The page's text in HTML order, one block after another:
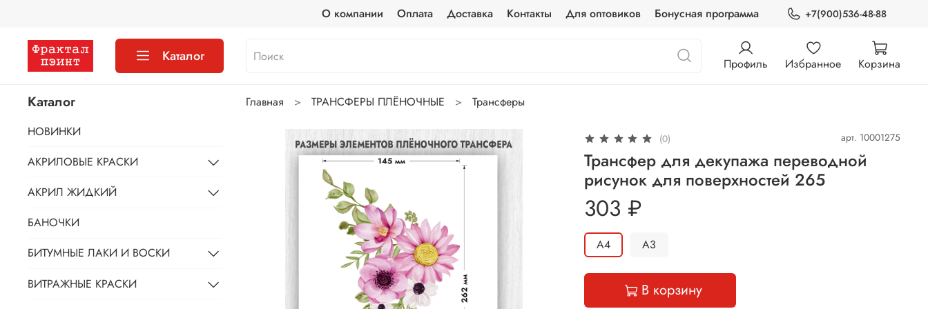
О компании Оплата Доставка Контакты Для оптовиков Бонусная программа +7(900)536-48-88
Каталог Профиль Избранное Корзина
Главная ТРАНСФЕРЫ ПЛЁНОЧНЫЕ Трансферы
(0) арт. 10001275
Трансфер для декупажа переводной
рисунок для поверхностей 265
303 ₽
А4 А3
В корзину
Каталог
НОВИНКИ
АКРИЛОВЫЕ КРАСКИ
АКРИЛ ЖИДКИЙ
БАНОЧКИ
БИТУМНЫЕ ЛАКИ И ВОСКИ
ВИТРАЖНЫЕ КРАСКИ